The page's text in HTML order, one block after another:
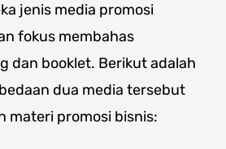
jenis media promosi
fokus membahas
dan booklet. Berikut adalah
dua media tersebut
materi promosi bisnis: